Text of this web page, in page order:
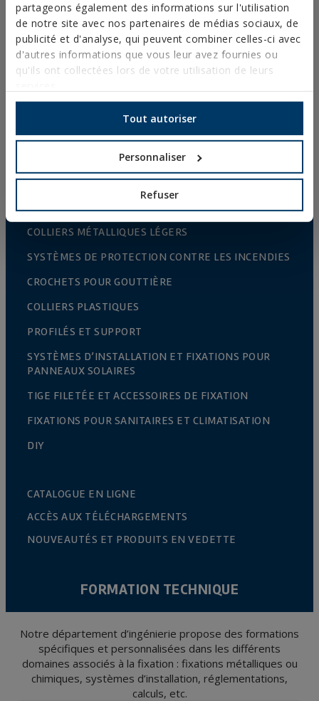
partageons également des informations sur l'utilisation
de notre site avec nos partenaires de médias sociaux, de
publicité et d'analyse, qui peuvent combiner celles-ci avec
d'autres informations que vous leur avez fournies ou
qu'ils ont collectées lors de votre utilisation de leurs
Tout autoriser
Personnaliser
Refuser
FIXATION DIRECTE
VIS POUR TOITURES ET FAÇADES
VIS AUTO-PERCEUSES, FILETÉES À TÔLE ET PVC
CONNECTEURS POUR BOIS
BOULONNERIE NORMALISÉE
FORETS, EMBOUTS ET ACCESSOIRES
COLLIERS MÉTALLIQUES LOURDS
COLLIERS MÉTALLIQUES LÉGERS
SYSTÈMES DE PROTECTION CONTRE LES INCENDIES
CROCHETS POUR GOUTTIÈRE
COLLIERS PLASTIQUES
PROFILÉS ET SUPPORT
SYSTÈMES D’INSTALLATION ET FIXATIONS POUR
PANNEAUX SOLAIRES
TIGE FILETÉE ET ACCESSOIRES DE FIXATION
FIXATIONS POUR SANITAIRES ET CLIMATISATION
DIY
CATALOGUE EN LIGNE
ACCÈS AUX TÉLÉCHARGEMENTS
NOUVEAUTÉS ET PRODUITS EN VEDETTE
FORMATION TECHNIQUE
Notre département d’ingénierie propose des formations
spécifiques et personnalisées dans les différents
domaines associés à la fixation : fixations métalliques ou
chimiques, systèmes d’installation, réglementations,
calculs, etc.